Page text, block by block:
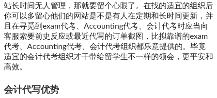
站长时间无人管理，那就要留个心眼了。在找的适宜的组织后
你可以多留心他们的网站是不是有人在定期和长时间更新，并
且在寻觅到exam代考、Accounting代考、会计代考时应当向
客服索要前史反应或最近代写的订单截图，比拟靠谱的exam
代考、Accounting代考、会计代考组织都乐意提供的。毕竟
适宜的会计代考组织才干带给留学生不一样的领会，更平安和
高效。
会计代写优势